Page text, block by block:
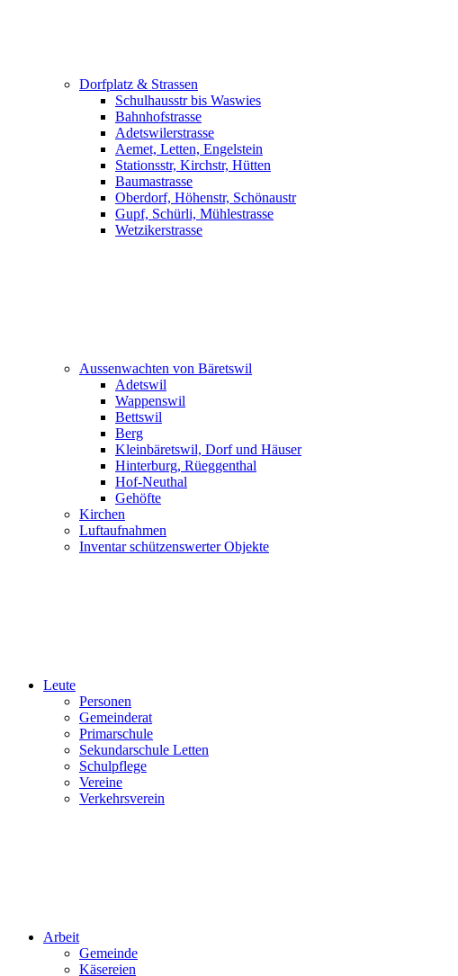
Dorfplatz & Strassen
Schulhausstr bis Waswies
Bahnhofstrasse
Adetswilerstrasse
Aemet, Letten, Engelstein
Stationsstr, Kirchstr, Hütten
Baumastrasse
Oberdorf, Höhenstr, Schönaustr
Gupf, Schürli, Mühlestrasse
Wetzikerstrasse
Aussenwachten von Bäretswil
Adetswil
Wappenswil
Bettswil
Berg
Kleinbäretswil, Dorf und Häuser
Hinterburg, Rüeggenthal
Hof-Neuthal
Gehöfte
Kirchen
Luftaufnahmen
Inventar schützenswerter Objekte
Leute
Personen
Gemeinderat
Primarschule
Sekundarschule Letten
Schulpflege
Vereine
Verkehrsverein
Arbeit
Gemeinde
Käsereien